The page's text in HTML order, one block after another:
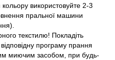
використовуйте 2-3
пральної машини
текстилю! Покладіть
програму прання
миючим засобом, при будь-